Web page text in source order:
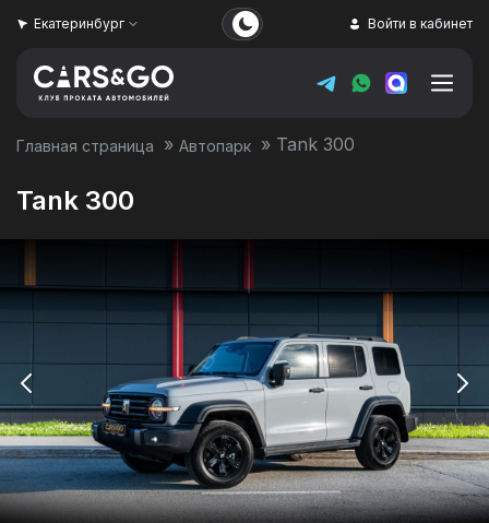
Екатеринбург Войти в кабинет
Главная страница » Автопарк » Tank 300
Tank 300